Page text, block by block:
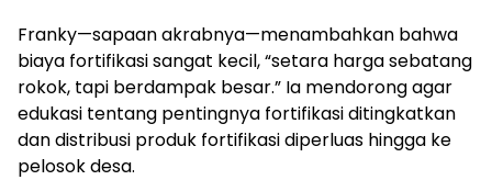
Franky—sapaan akrabnya—menambahkan bahwa
biaya fortifikasi sangat kecil, “setara harga sebatang
rokok, tapi berdampak besar.” Ia mendorong agar
edukasi tentang pentingnya fortifikasi ditingkatkan
dan distribusi produk fortifikasi diperluas hingga ke
pelosok desa.